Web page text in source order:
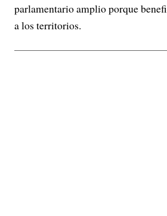
parlamentario amplio porque
a los territorios.